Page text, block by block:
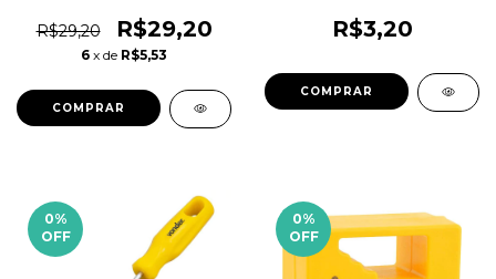
R$29,20
R$29,20
6 x de R$5,53
R$3,20
0%
OFF
0%
OFF